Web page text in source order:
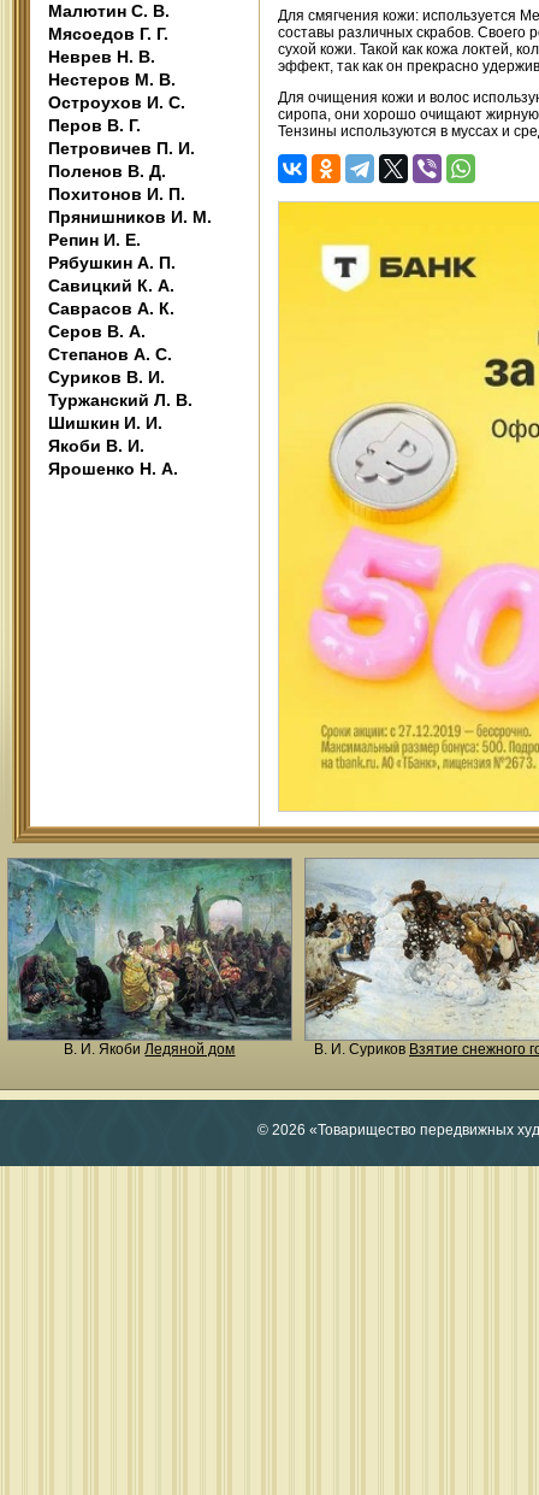
Малютин С. В.
Мясоедов Г. Г.
Неврев Н. В.
Нестеров М. В.
Остроухов И. С.
Перов В. Г.
Петровичев П. И.
Поленов В. Д.
Похитонов И. П.
Прянишников И. М.
Репин И. Е.
Рябушкин А. П.
Савицкий К. А.
Саврасов А. К.
Серов В. А.
Степанов А. С.
Суриков В. И.
Туржанский Л. В.
Шишкин И. И.
Якоби В. И.
Ярошенко Н. А.
Для смягчения кожи: используется
составы различных скрабов. Своего
сухой кожи. Такой как кожа локтей,
эффект, так как он прекрасно
Для очищения кожи и волос
сиропа, они хорошо очищают жирную
Тензины используются в муссах и
В. И. ЯкобиЛедяной дом В. И. Суриков Взятие снежного
© 2026 «Товарищество передвижных